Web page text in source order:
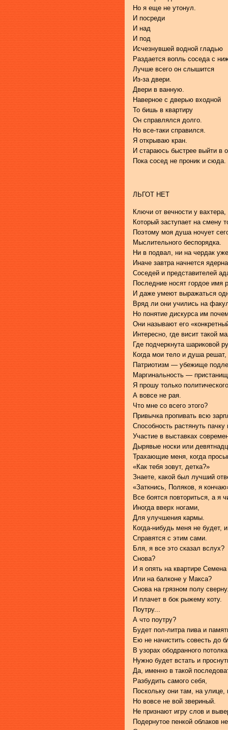
Но я еще не утонул.
И посреди
И над
И под
Исчезнувшей водной гладью
Раздается вопль соседа с
Лучше всего он слышится
Из-за двери.
Двери в ванную.
Наверное с дверью входной
То бишь в квартиру
Он справлялся долго.
Но все-таки справился.
Я открываю кран.
И стараюсь быстрее выйти в
Пока сосед не проник и сюда.
ЛЬГОТ НЕТ
Ключи от вечности у вахтера,
Который заступает на смену
Поэтому моя душа ночует
Мыслительного беспорядка.
Ни в подвал, ни на чердак
Иначе завтра начнется
Соседей и представителей
Последние носят гордое имя
И даже умеют выражаться
Вряд ли они учились на
Но понятие дискурса им
Они называют его
Интересно, где висит такой
Где подчеркнута шариковой
Когда мои тело и душа
Патриотизм — убежище
Маргинальность —
Я прошу только
А вовсе не рая.
Что мне со всего этого?
Привычка пропивать всю
Способность растянуть
Участие в выставках
Дырявые носки или
Трахающие меня, когда
«Как тебя зовут, детка?»
Знаете, какой был лучший
«Заткнись, Поляков, я
Все боятся повториться, а я
Иногда вверх ногами,
Для улучшения кармы.
Когда-нибудь меня не будет,
Справятся с этим сами.
Бля, я все это сказал вслух?
Снова?
И я опять на квартире Семена
Или на балконе у Макса?
Снова на грязном полу
И плачет в бок рыжему коту.
Поутру...
А что поутру?
Будет пол-литра пива и
Ею не начистить совесть до
В узорах ободранного
Нужно будет встать и
Да, именно в такой
Разбудить самого себя,
Поскольку они там, на
Но вовсе не вой звериный.
Не признают игру слов и
Подернутое пенкой облаков